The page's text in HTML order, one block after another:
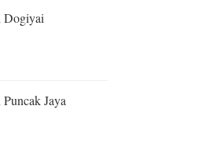
Dogiyai
Jaya